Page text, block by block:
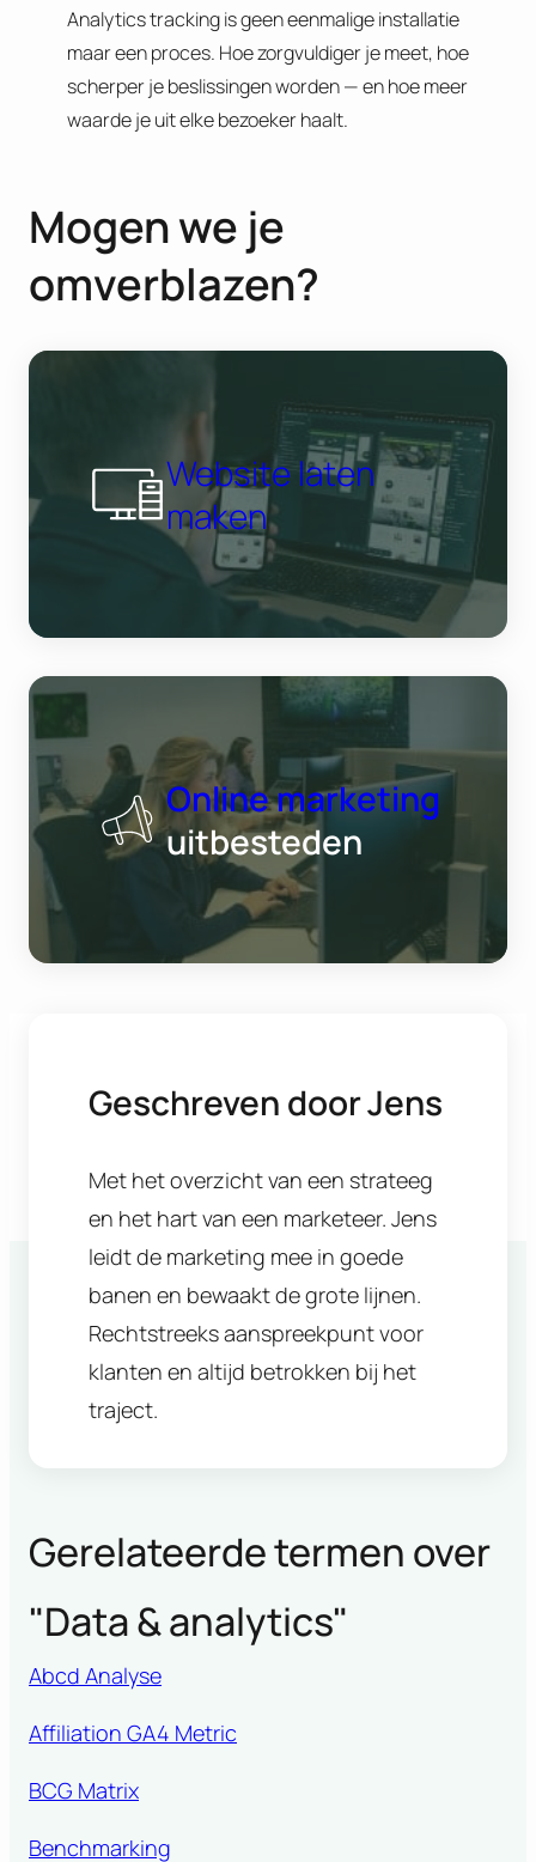
Analytics tracking is geen eenmalige installatie
maar een proces. Hoe zorgvuldiger je meet, hoe
scherper je beslissingen worden — en hoe meer
waarde je uit elke bezoeker haalt.
Mogen we je
omverblazen?
Website laten
maken
Online marketing
uitbesteden
Geschreven doorJens
Met het overzicht van een strateeg
en het hart van een marketeer. Jens
leidt de marketing mee in goede
banen en bewaakt de grote lijnen.
Rechtstreeks aanspreekpunt voor
klanten en altijd betrokken bij het
traject.
Gerelateerde termen over
"Data & analytics"
Abcd Analyse
Affiliation GA4 Metric
BCG Matrix
Benchmarking